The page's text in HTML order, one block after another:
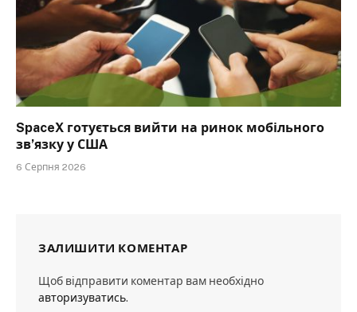
SpaceX готується вийти на ринок мобільного
зв’язку у США
6 Серпня 2026
ЗАЛИШИТИ КОМЕНТАР
Щоб відправити коментар вам необхідно
авторизуватись.